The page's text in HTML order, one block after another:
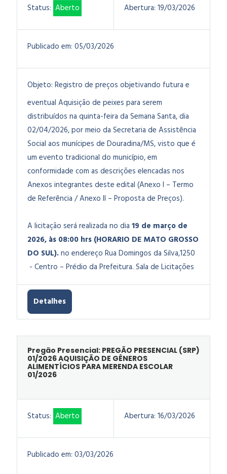
Status: Aberto Abertura: 19/03/2026
Publicado em: 05/03/2026
Objeto: Registro de preços objetivando futura e
eventual Aquisição de peixes para serem
distribuídos na quinta-feira da Semana Santa, dia
02/04/2026, por meio da Secretaria de Assistência
Social aos munícipes de Douradina/MS, visto que é
um evento tradicional do município,em
conformidade com as descrições elencadas nos
Anexos integrantes deste edital (Anexo I – Termo
de Referência / Anexo II – Proposta de Preços).
A licitação será realizada no dia 19 de março de
2026, às 08:00 hrs (HORARIO DE MATO GROSSO
DO SUL).no endereço Rua Domingos da Silva,1250
- Centro – Prédio da Prefeitura. Sala de Licitações
Detalhes
Pregão Presencial: PREGÃO PRESENCIAL (SRP)
01/2026 AQUISIÇÃO DE GÊNEROS
ALIMENTÍCIOS PARA MERENDA ESCOLAR
01/2026
Status: Aberto Abertura: 16/03/2026
Publicado em: 03/03/2026